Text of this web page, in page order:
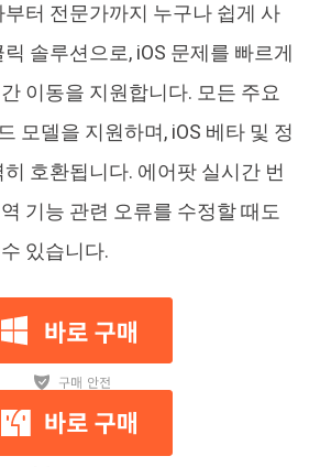
터 전문가까지 누구나 쉽게 사
솔루션으로, iOS 문제를 빠르게
이동을 지원합니다. 모든 주요
모델을 지원하며, iOS 베타 및 정
호환됩니다. 에어팟 실시간 번
기능 관련 오류를 수정할 때도
있습니다.